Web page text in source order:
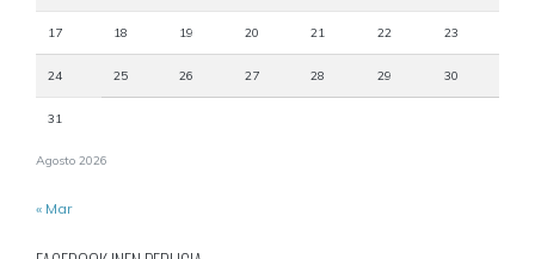
Agosto 2026
17 18 19 20 21 22 23
24 25 26 27 28 29 30
31
« Mar